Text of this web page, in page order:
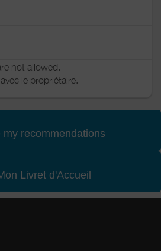
not allowed.
le propriétaire.
my recommendations
Livret d'Accueil